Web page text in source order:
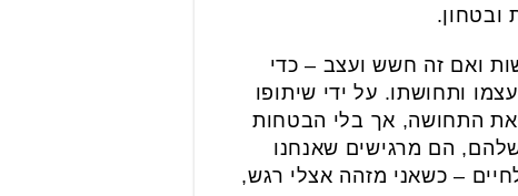
ובטחון.
ואם זה חשש ועצב – כדי
ותחושתו. על ידי שיתופו
את התחושה, אך בלי הבטחות
הם מרגישים שאנחנו
– כשאני מזהה אצלי רגש,